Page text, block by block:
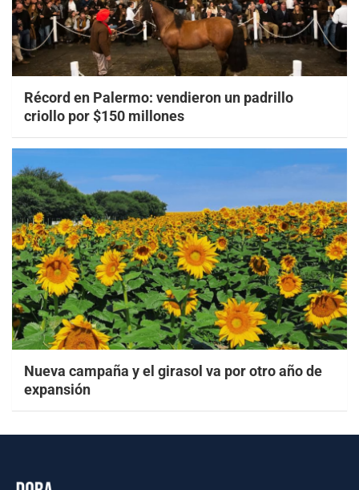
Récord en Palermo: vendieron un padrillo
criollo por $150 millones
Nueva campaña y el girasol va por otro año de
expansión